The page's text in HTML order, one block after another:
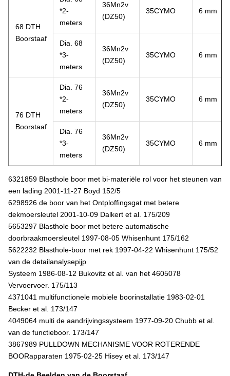
68 DTH
Boorstaaf
*2-
meters
36Mn2v
(DZ50)
35CYMO 6 mm
Dia. 68
*3-
meters
36Mn2v
(DZ50)
35CYMO 6 mm
76 DTH
Boorstaaf
Dia. 76
*2-
meters
36Mn2v
(DZ50)
35CYMO 6 mm
Dia. 76
*3-
meters
36Mn2v
(DZ50)
35CYMO 6 mm
6321859 Blasthole boor met bi-materiële rol voor het steunen van
een lading 2001-11-27 Boyd 152/5
6298926 de boor van het Ontploffingsgat met betere
dekmoersleutel 2001-10-09 Dalkert et al. 175/209
5653297 Blasthole boor met betere automatische
doorbraakmoersleutel 1997-08-05 Whisenhunt 175/162
5622232 Blasthole-boor met rek 1997-04-22 Whisenhunt 175/52
van de detailanalysepijp
Systeem 1986-08-12 Bukovitz et al. van het 4605078
Vervoervoer. 175/113
4371041 multifunctionele mobiele boorinstallatie 1983-02-01
Becker et al. 173/147
4049064 multi de aandrijvingssysteem 1977-09-20 Chubb et al.
van de functieboor. 173/147
3867989 PULLDOWN MECHANISME VOOR ROTERENDE
BOORapparaten 1975-02-25 Hisey et al. 173/147